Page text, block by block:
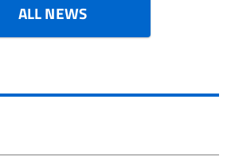
ALL NEWS